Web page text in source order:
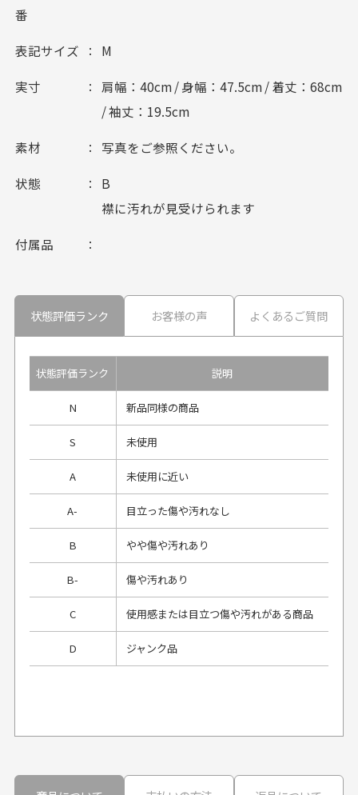
番
表記サイズ M
実寸
肩幅：40cm / 身幅：47.5cm / 着丈：68cm
/ 袖丈：19.5cm
素材 写真をご参照ください。
状態
B
襟に汚れが見受けられます
付属品
状態評価ランク お客様の声 よくあるご質問
状態評価ランク 説明
N 新品同様の商品
S 未使用
A 未使用に近い
A- 目立った傷や汚れなし
B やや傷や汚れあり
B- 傷や汚れあり
C 使用感または目立つ傷や汚れがある商品
D ジャンク品
30代男性